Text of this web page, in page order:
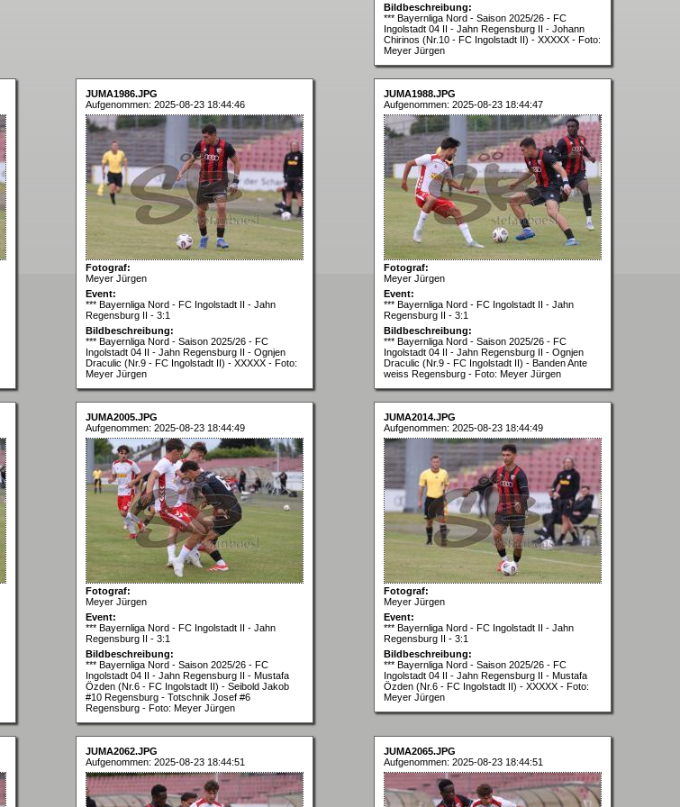
Bildbeschreibung:
*** Bayernliga Nord - Saison 2025/26 - FC
Ingolstadt 04 II - Jahn Regensburg II - Johann
Chirinos (Nr.10 - FC Ingolstadt II) - XXXXX - Foto:
Meyer Jürgen
JUMA1986.JPG
Aufgenommen: 2025-08-23 18:44:46
Fotograf:
Meyer Jürgen
Event:
*** Bayernliga Nord - FC Ingolstadt II - Jahn
Regensburg II - 3:1
Bildbeschreibung:
*** Bayernliga Nord - Saison 2025/26 - FC
Ingolstadt 04 II - Jahn Regensburg II - Ognjen
Draculic (Nr.9 - FC Ingolstadt II) - XXXXX - Foto:
Meyer Jürgen
JUMA1988.JPG
Aufgenommen: 2025-08-23 18:44:47
Fotograf:
Meyer Jürgen
Event:
*** Bayernliga Nord - FC Ingolstadt II - Jahn
Regensburg II - 3:1
Bildbeschreibung:
*** Bayernliga Nord - Saison 2025/26 - FC
Ingolstadt 04 II - Jahn Regensburg II - Ognjen
Draculic (Nr.9 - FC Ingolstadt II) - Banden Ante
weiss Regensburg - Foto: Meyer Jürgen
JUMA2005.JPG
Aufgenommen: 2025-08-23 18:44:49
Fotograf:
Meyer Jürgen
Event:
*** Bayernliga Nord - FC Ingolstadt II - Jahn
Regensburg II - 3:1
Bildbeschreibung:
*** Bayernliga Nord - Saison 2025/26 - FC
Ingolstadt 04 II - Jahn Regensburg II - Mustafa
Özden (Nr.6 - FC Ingolstadt II) - Seibold Jakob
#10 Regensburg - Totschnik Josef #6
Regensburg - Foto: Meyer Jürgen
JUMA2014.JPG
Aufgenommen: 2025-08-23 18:44:49
Fotograf:
Meyer Jürgen
Event:
*** Bayernliga Nord - FC Ingolstadt II - Jahn
Regensburg II - 3:1
Bildbeschreibung:
*** Bayernliga Nord - Saison 2025/26 - FC
Ingolstadt 04 II - Jahn Regensburg II - Mustafa
Özden (Nr.6 - FC Ingolstadt II) - XXXXX - Foto:
Meyer Jürgen
JUMA2062.JPG
Aufgenommen: 2025-08-23 18:44:51
JUMA2065.JPG
Aufgenommen: 2025-08-23 18:44:51